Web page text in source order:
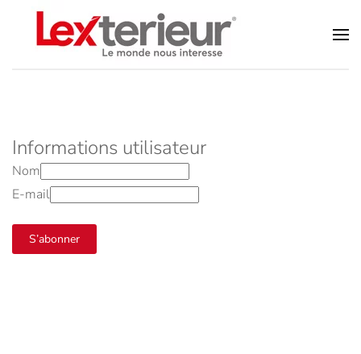
Accéder au contenu principal
Informations utilisateur
Nom
E-mail
S’abonner